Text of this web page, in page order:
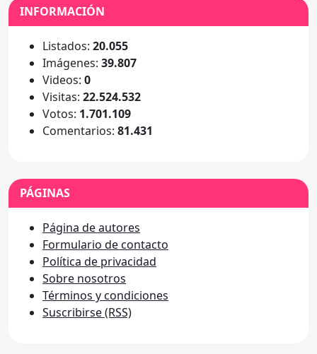
INFORMACIÓN
Listados: 20.055
Imágenes: 39.807
Videos: 0
Visitas: 22.524.532
Votos: 1.701.109
Comentarios: 81.431
PÁGINAS
Página de autores
Formulario de contacto
Política de privacidad
Sobre nosotros
Términos y condiciones
Suscribirse (RSS)